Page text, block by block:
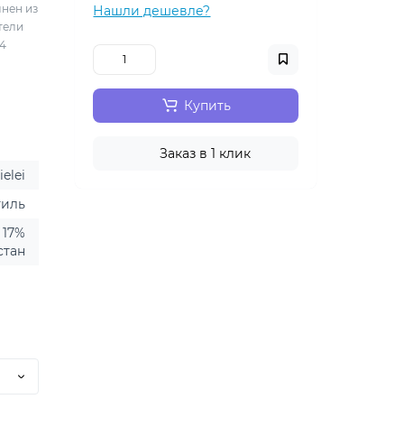
из
Нашли дешевле?
Купить
Заказ в 1 клик